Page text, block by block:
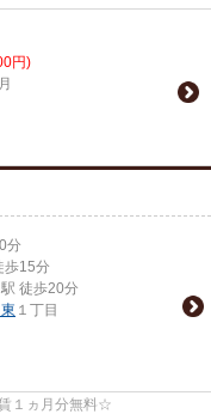
円)
分
歩15分
駅 徒歩20分
１丁目
１ヵ月分無料☆